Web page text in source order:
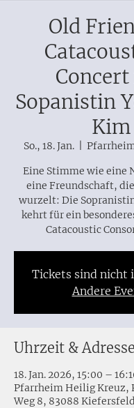
Old
Sopanistin
Kim
So., 18. Jan.
Eine Stimme wie eine
eine Freundschaft,
wurzelt: Die
kehrt für ein
Catacoustic
Tickets sind nicht
Andere
Uhrzeit & Adresse
18. Jan. 2026, 15:00 –
Pfarrheim Heilig
Weg 8, 83088